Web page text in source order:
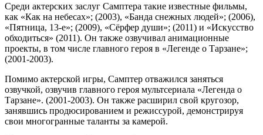
Среди актерских заслуг Самптера такие известные фильмы,
как «Как на небесах»; (2003), «Банда снежных людей»; (2006),
«Пятница, 13-е»; (2009), «Сёрфер души»; (2011) и «Искусство
обходиться» (2011). Он также озвучивал анимационные
проекты, в том числе главного героя в «Легенде о Тарзане»;
(2001-2003).
Помимо актерской игры, Самптер отважился заняться
озвучкой, озвучив главного героя мультсериала «Легенда о
Тарзане». (2001-2003). Он также расширил свой кругозор,
занявшись продюсированием и режиссурой, демонстрируя
свои многогранные таланты за камерой.